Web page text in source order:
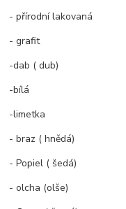
- přírodní lakovaná
- grafit
-dab ( dub)
-bílá
-limetka
- braz ( hnědá)
- Popiel ( šedá)
- olcha (olše)